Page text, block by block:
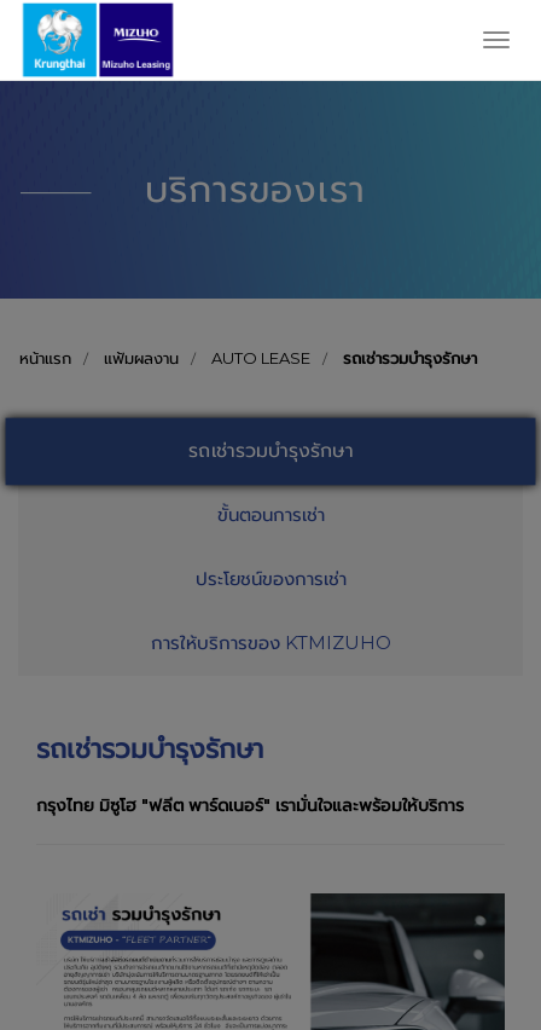
บริการของเรา
หน้าแรก แฟ้มผลงาน AUTO LEASE รถเช่ารวมบำรุงรักษา
รถเช่ารวมบำรุงรักษา
ขั้นตอนการเช่า
ประโยชน์ของการเช่า
การให้บริการของ KTMIZUHO
รถเช่ารวมบำรุงรักษา
กรุงไทย มิซูโฮ "ฟลีต พาร์ดเนอร์" เรามั่นใจและพร้อมให้บริการ